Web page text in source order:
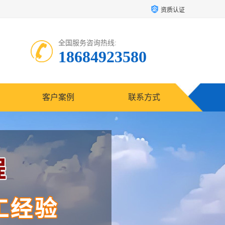
资质认证
全国服务咨询热线:
18684923580
客户案例 联系方式